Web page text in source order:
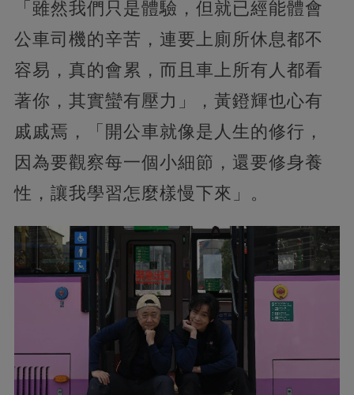
「雖然我們只是體驗，但就已經能體會
公車司機的辛苦，連要上廁所休息都不
容易，真的會累，而且車上所有人都看
著你，其實蠻有壓力」，黃鐙輝也心有
戚戚焉，「開公車就像是人生的修行，
因為要觀察每一個小細節，還要修身養
性，讓我學習怎麼樣慢下來」。